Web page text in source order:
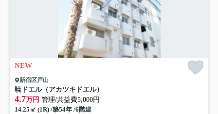
NEW
新宿区戸山
暁ドエル（アカツキドエル）
4.7万円 管理/共益費5,000円
14.25㎡ (1R) /築54年 /6階建